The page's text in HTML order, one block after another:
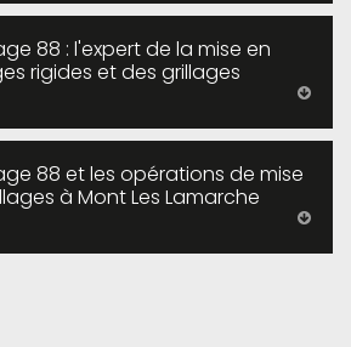
88 : l'expert de la mise en
rigides et des grillages
88 et les opérations de mise
à Mont Les Lamarche